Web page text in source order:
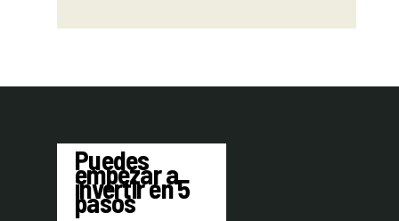
Puedes
empezar a
invertir en 5
pasos
Preguntas